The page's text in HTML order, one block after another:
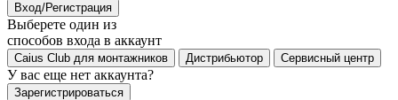
Вход/Регистрация
Выберете один из
способов входа в аккаунт
Caius Club для монтажников Дистрибьютор Сервисный центр
У вас еще нет аккаунта?
Зарегистрироваться